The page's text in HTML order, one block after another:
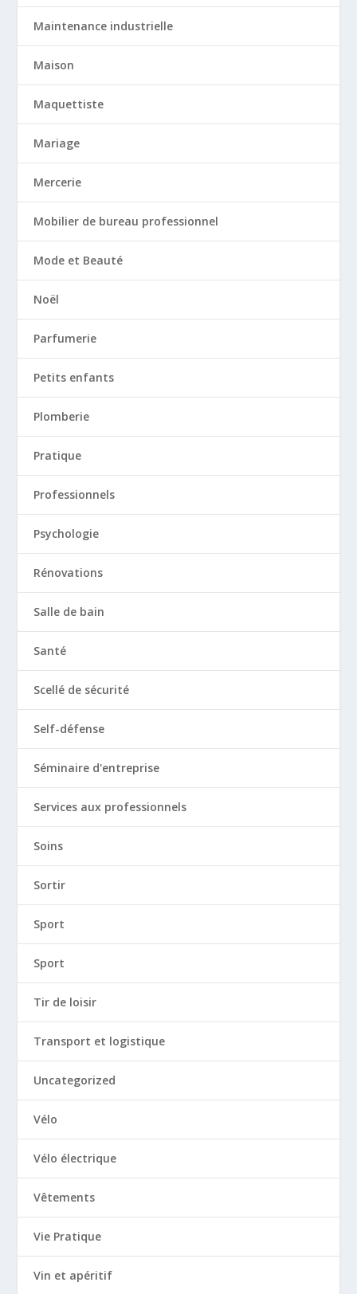
Maintenance industrielle
Maison
Maquettiste
Mariage
Mercerie
Mobilier de bureau professionnel
Mode et Beauté
Noël
Parfumerie
Petits enfants
Plomberie
Pratique
Professionnels
Psychologie
Rénovations
Salle de bain
Santé
Scellé de sécurité
Self-défense
Séminaire d'entreprise
Services aux professionnels
Soins
Sortir
Sport
Sport
Tir de loisir
Transport et logistique
Uncategorized
Vélo
Vélo électrique
Vêtements
Vie Pratique
Vin et apéritif